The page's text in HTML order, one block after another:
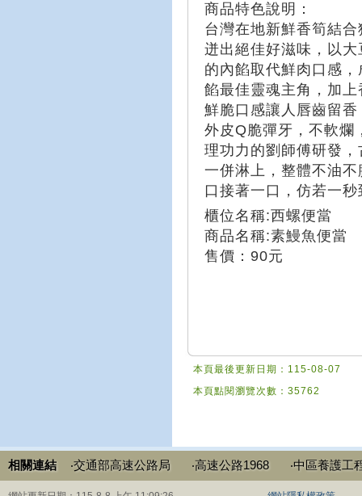
商品特色說明：
台灣在地新鮮香筍結
迸出絕佳好滋味，以
的內餡取代鮮肉口感
餡最佳靈魂主角，加
鮮脆口感讓人唇齒留
外皮Q脆彈牙，不軟爛
理功力的劉師傅研發
一併淋上，整體不油
口接著一口，仿若一
櫃位名稱:西螺便當
商品名稱:素鰻魚便當
售價：90元
本頁最後更新日期：115-08-07
本頁點閱瀏覽次數：35762
相關連結 ‧交通部高速公路局 ‧高速公路1968 ‧中區養護工